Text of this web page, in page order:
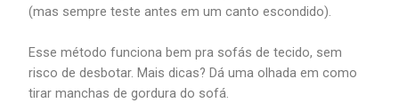
(mas sempre teste antes em um canto escondido).
Esse método funciona bem pra sofás de tecido, sem
risco de desbotar. Mais dicas? Dá uma olhada em como
tirar manchas de gordura do sofá.